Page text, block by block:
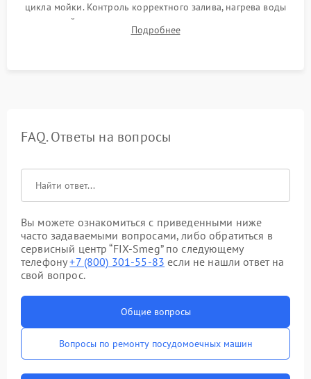
цикла мойки. Контроль корректного залива, нагрева воды
до нужной температуры, отсутствия посторонних шумов,
штатного слива и абсолютной сухости в поддоне.
Подробнее
FAQ. Ответы на вопросы
Вы можете ознакомиться с приведенными ниже
часто задаваемыми вопросами, либо обратиться в
сервисный центр “FIX-Smeg” по следующему
телефону+7 (800) 301-55-83 если не нашли ответ на
свой вопрос.
Общие вопросы
Вопросы по ремонту посудомоечных машин